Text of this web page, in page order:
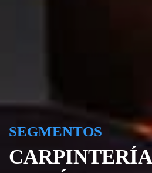
SEGMENTOS
CARPINTERÍA